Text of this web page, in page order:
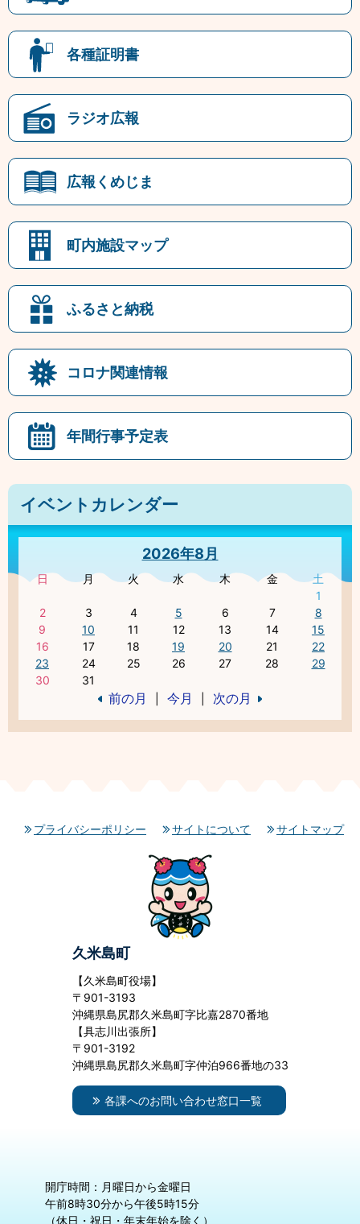
各種証明書
ラジオ広報
広報くめじま
町内施設マップ
ふるさと納税
コロナ関連情報
年間行事予定表
イベントカレンダー
2026年8月
日 月 火 水 木 金
土
1
2
3 4 5 6 7
8
9
10 11 12 13 14
15
16
17 18 19 20 21
22
23
24 25 26 27 28
29
30
31
前の月 今月 次の月
プライバシーポリシー サイトについて サイトマップ
久米島町
【久米島町役場】
〒901-3193
沖縄県島尻郡久米島町字比嘉2870番地
【具志川出張所】
〒901-3192
沖縄県島尻郡久米島町字仲泊966番地の33
各課へのお問い合わせ窓口一覧
開庁時間：月曜日から金曜日
午前8時30分から午後5時15分
（休日・祝日・年末年始を除く）